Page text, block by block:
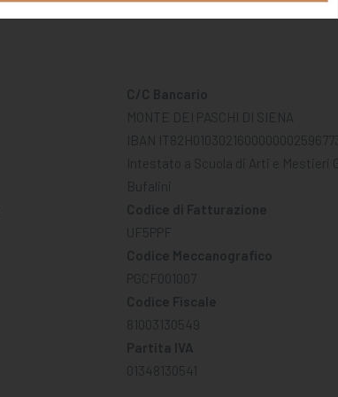
C/C Bancario
MONTE DEI PASCHI DI SIENA
IBAN
Intestato a Scuola di Arti e Mestieri
Bufalini
Codice di Fatturazione
UF5PPF
Codice Meccanografico
PGCF001007
Codice Fiscale
81003130549
Partita IVA
01348130541